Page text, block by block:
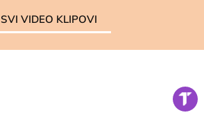
SVI VIDEO KLIPOVI